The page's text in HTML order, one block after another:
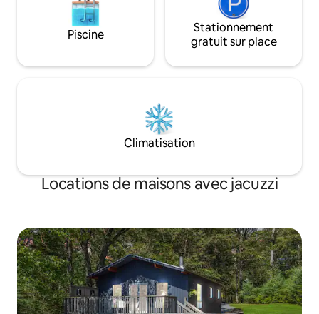
Piscine
Stationnement
gratuit sur place
Climatisation
Locations de maisons avec jacuzzi